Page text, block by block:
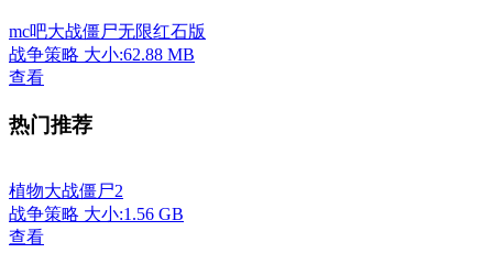
mc吧大战僵尸无限红石版
战争策略 大小:62.88 MB
查看
热门推荐
植物大战僵尸2
战争策略 大小:1.56 GB
查看